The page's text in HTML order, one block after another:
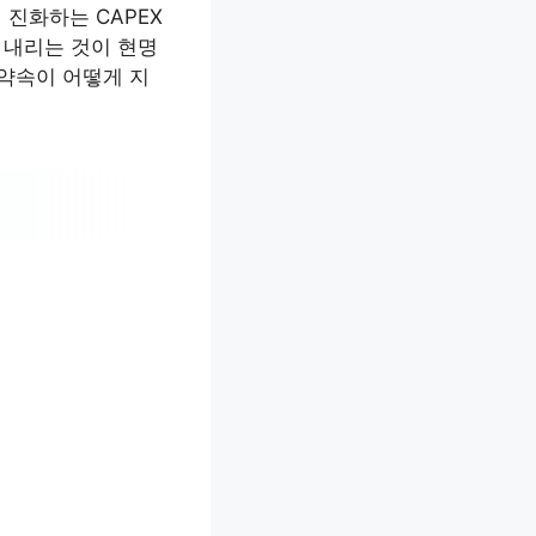
화하는 CAPEX
리는 것이 현명
속이 어떻게 지